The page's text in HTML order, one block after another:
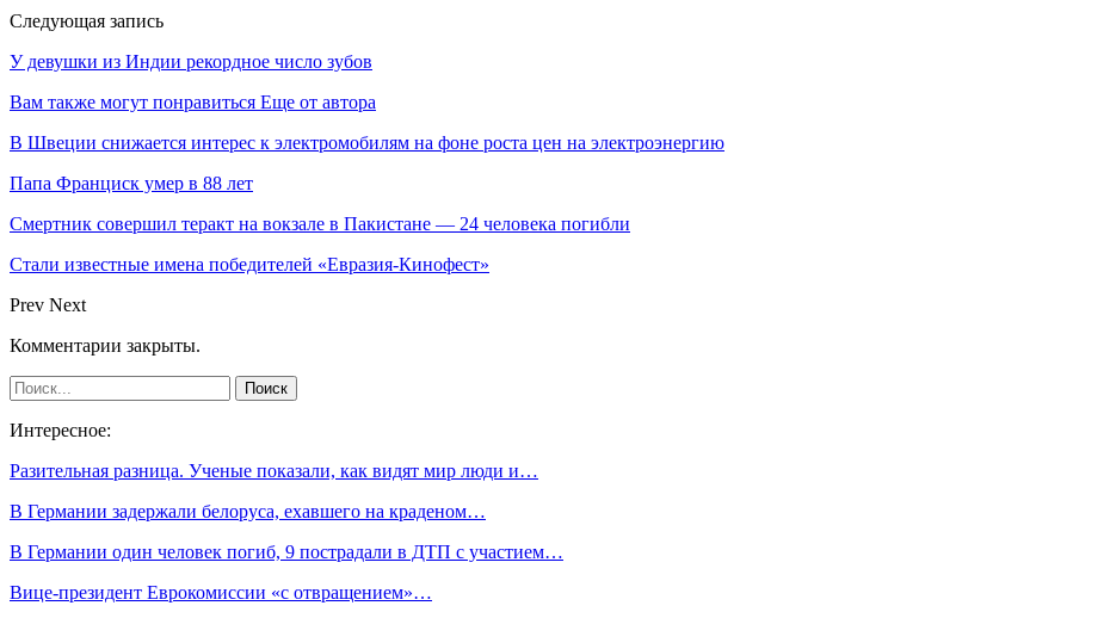
Следующая запись
У девушки из Индии рекордное число зубов
Вам также могут понравиться Еще от автора
В Швеции снижается интерес к электромобилям на фоне роста цен на электроэнергию
Папа Франциск умер в 88 лет
Смертник совершил теракт на вокзале в Пакистане — 24 человека погибли
Стали известные имена победителей «Евразия-Кинофест»
Prev Next
Комментарии закрыты.
Интересное:
Разительная разница. Ученые показали, как видят мир люди и…
В Германии задержали белоруса, ехавшего на краденом…
В Германии один человек погиб, 9 пострадали в ДТП с участием…
Вице-президент Еврокомиссии «с отвращением»…